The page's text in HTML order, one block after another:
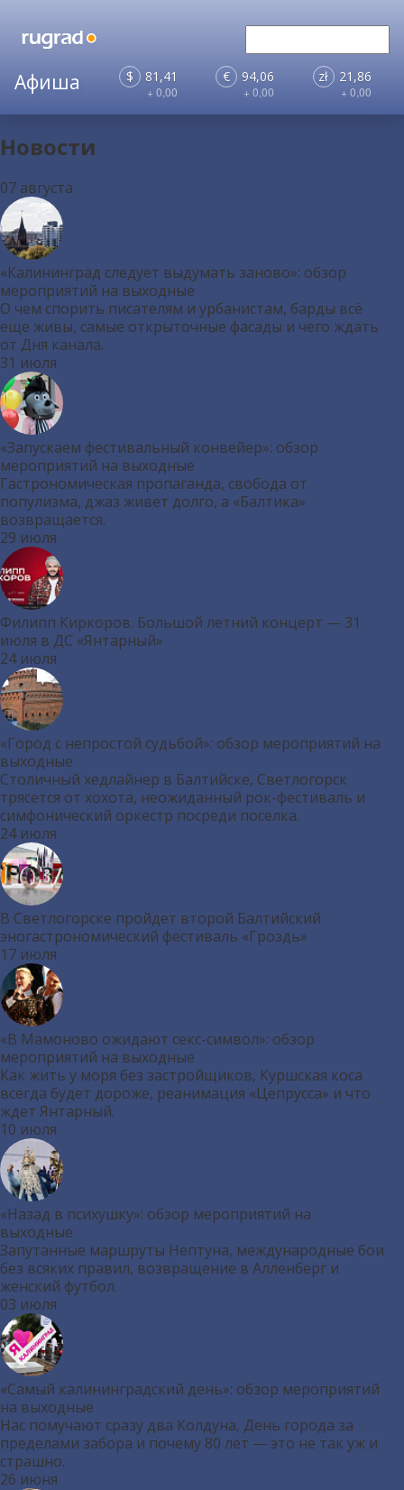
$ 81,41
+ 0,00
€ 94,06
+ 0,00
zł 21,86
+ 0,00
Новости
07 августа
«Калининград следует выдумать заново»: обзор
мероприятий на выходные
О чем спорить писателям и урбанистам, барды всё
еще живы, самые открыточные фасады и чего ждать
от Дня канала.
31 июля
«Запускаем фестивальный конвейер»: обзор
мероприятий на выходные
Гастрономическая пропаганда, свобода от
популизма, джаз живет долго, а «Балтика»
возвращается.
29 июля
Филипп Киркоров. Большой летний концерт — 31
июля в ДС «Янтарный»
24 июля
«Город с непростой судьбой»: обзор мероприятий на
выходные
Столичный хедлайнер в Балтийске, Светлогорск
трясется от хохота, неожиданный рок-фестиваль и
симфонический оркестр посреди поселка.
24 июля
В Светлогорске пройдет второй Балтийский
эногастрономический фестиваль «Гроздь»
17 июля
«В Мамоново ожидают секс-символ»: обзор
мероприятий на выходные
Как жить у моря без застройщиков, Куршская коса
всегда будет дороже, реанимация «Цепрусса» и что
ждет Янтарный.
10 июля
«Назад в психушку»: обзор мероприятий на
выходные
Запутанные маршруты Нептуна, международные бои
без всяких правил, возвращение в Алленберг и
женский футбол.
03 июля
«Самый калининградский день»: обзор мероприятий
на выходные
Нас помучают сразу два Колдуна, День города за
пределами забора и почему 80 лет — это не так уж и
страшно.
26 июня